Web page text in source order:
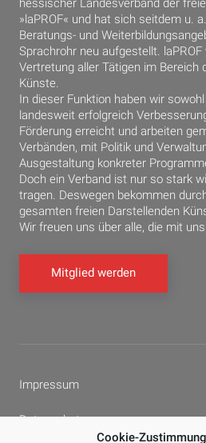
Cookie-
hessischer Landesverband der
»laPROF« und hat sich seitdem u.
Beratungs- und
Sprachrohr neu aufgestellt.
Vertretung aller Tätigen im Bereich
Künste.
In dieser Funktion haben wir
landesweit erfolgreich
Förderung erreicht und arbeiten
Verbänden, mit Politik und
Ausgestaltung konkreter
Doch ein Verband ist nur so stark
tragen. Deswegen bekommen
gesamten freien Darstellenden
Wir freuen uns über alle, die mit
Mitglied werden
Impressum
Datenschutz